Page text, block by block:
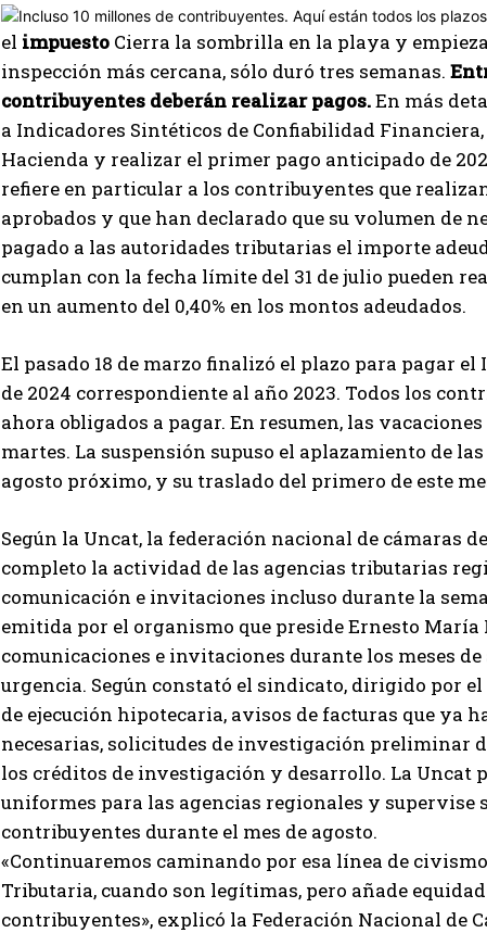
el impuesto Cierra la sombrilla en la playa y
inspección más cercana, sólo duró tres semanas.
contribuyentes deberán realizar pagos.En más
a Indicadores Sintéticos de Confiabilidad
Hacienda y realizar el primer pago anticipado de
refiere en particular a los contribuyentes que
aprobados y que han declarado que su volumen de
pagado a las autoridades tributarias el importe
cumplan con la fecha límite del 31 de julio pueden
en un aumento del 0,40% en los montos adeudados.
El pasado 18 de marzo finalizó el plazo para pagar
de 2024 correspondiente al año 2023. Todos los
ahora obligados a pagar. En resumen, las
martes. La suspensión supuso el aplazamiento de
agosto próximo, y su traslado del primero de este
Según la Uncat, la federación nacional de cámaras
completo la actividad de las agencias tributarias
comunicación e invitaciones incluso durante la
emitida por el organismo que preside Ernesto
comunicaciones e invitaciones durante los meses
urgencia. Según constató el sindicato, dirigido por
de ejecución hipotecaria, avisos de facturas que ya
necesarias, solicitudes de investigación preliminar
los créditos de investigación y desarrollo. La Uncat
uniformes para las agencias regionales y
contribuyentes durante el mes de agosto.
«Continuaremos caminando por esa línea de
Tributaria, cuando son legítimas, pero añade
contribuyentes», explicó la Federación Nacional de